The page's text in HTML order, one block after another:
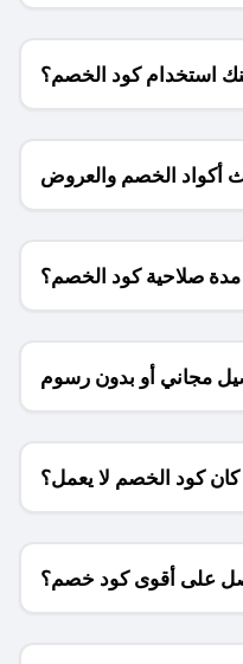
استخدام كود الخصم؟
الخصم والعروض
للمتاجر؟
صلاحية كود الخصم؟
مجاني أو بدون رسوم
الشحن ؟
كود الخصم لا يعمل؟
على أقوى كود خصم؟